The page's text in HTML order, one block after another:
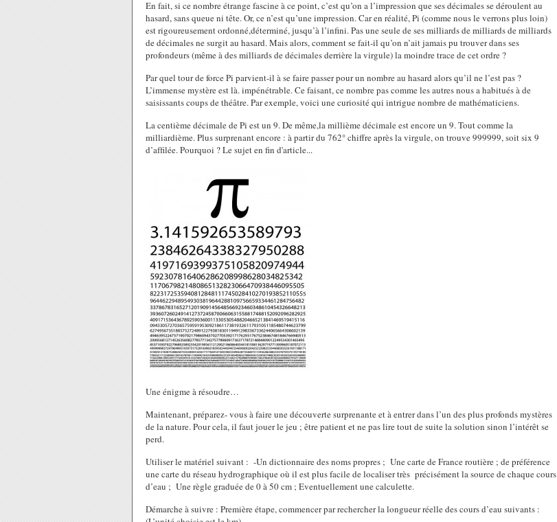
En fait, si ce nombre étrange fascine à ce point, c’est qu’on a l’impression que ses décimales se déroulent au
hasard, sans queue ni tête. Or, ce n’est qu’une impression. Car en réalité, Pi (comme nous le verrons plus loin)
est rigoureusement ordonné,déterminé, jusqu’à l’inﬁni. Pas une seule de ses milliards de milliards de milliards
de décimales ne surgit au hasard. Mais alors, comment se fait-il qu’on n’ait jamais pu trouver dans ses
profondeurs (même à des milliards de décimales derrière la virgule) la moindre trace de cet ordre ?
Par quel tour de force Pi parvient-il à se faire passer pour un nombre au hasard alors qu’il ne l’est pas ?
L’immense mystère est là. impénétrable. Ce faisant, ce nombre pas comme les autres nous a habitués à de
saisissants coups de théâtre. Par exemple, voici une curiosité qui intrigue nombre de mathématiciens.
La centième décimale de Pi est un 9. De même,la millième décimale est encore un 9. Tout comme la
milliardième. Plus surprenant encore : à partir du 762° chiffre après la virgule, on trouve 999999, soit six 9
d’afﬁlée. Pourquoi ? Le sujet en fin d'article...
Une énigme à résoudre…
Maintenant, préparez- vous à faire une découverte surprenante et à entrer dans l’un des plus profonds mystères
de la nature. Pour cela, il faut jouer le jeu ; être patient et ne pas lire tout de suite la solution sinon l’intérêt se
perd.
Utiliser le matériel suivant : -Un dictionnaire des noms propres ; Une carte de France routière ; de préférence
une carte du réseau hydrographique où il est plus facile de localiser très précisément la source de chaque cours
d’eau ; Une règle graduée de 0 à 50 cm ; Eventuellement une calculette.
Démarche à suivre : Première étape, commencer par rechercher la longueur réelle des cours d’eau suivants :